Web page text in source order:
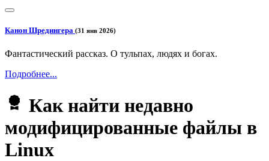
Канон Шредингера (31 янв 2026)
Фантастический рассказ. О тульпах, людях и богах.
Подробнее...
Как найти недавно
модифицированные файлы в
Linux